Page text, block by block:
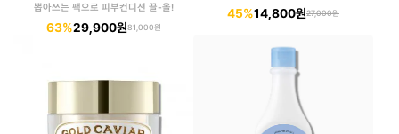
뽑아쓰는 팩으로 피부컨디션 끌-올!
63%29,900원81,000원
45%14,800원27,000원